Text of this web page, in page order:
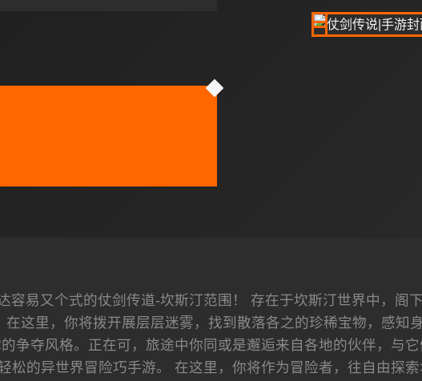
容易又个式的仗剑传道-坎斯汀范围！ 存在于坎斯汀世界中，阁
在这里，你将拨开展层层迷雾，找到散落各之的珍稀宝物，感知
争夺风格。正在可，旅途中你同或是邂逅来自各地的伙伴，与
松的异世界冒险巧手游。 在这里，你将作为冒险者，往自由探